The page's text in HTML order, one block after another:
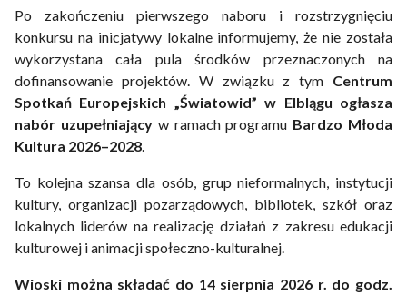
Po zakończeniu pierwszego naboru i rozstrzygnięciu
konkursu na inicjatywy lokalne informujemy, że nie została
wykorzystana cała pula środków przeznaczonych na
dofinansowanie projektów. W związku z tym Centrum
Spotkań Europejskich „Światowid” w Elblągu ogłasza
nabór uzupełniającyw ramach programu Bardzo Młoda
Kultura 2026–2028.
To kolejna szansa dla osób, grup nieformalnych, instytucji
kultury, organizacji pozarządowych, bibliotek, szkół oraz
lokalnych liderów na realizację działań z zakresu edukacji
kulturowej i animacji społeczno-kulturalnej.
Wioski można składać do 14 sierpnia 2026 r. do godz.